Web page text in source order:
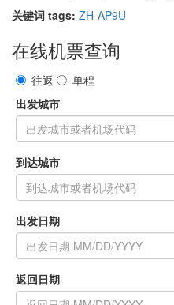
关键词 tags: ZH-AP9U
在线机票查询
往返
单程
出发城市
到达城市
出发日期
返回日期